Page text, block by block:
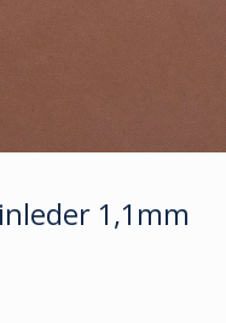
1,1mm